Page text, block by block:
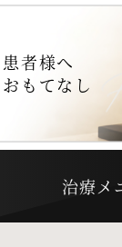
患者様へ
おもてなし
治療メ